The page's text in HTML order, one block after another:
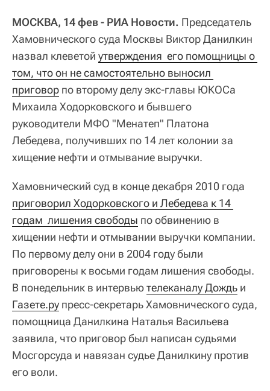
МОСКВА, 14 фев - РИА Новости. Председатель
Хамовнического суда Москвы Виктор Данилкин
назвал клеветой утверждения  его помощницы о
том, что он не самостоятельно выносил
приговор по второму делу экс-главы ЮКОСа
Михаила Ходорковского и бывшего
руководители МФО "Менатеп" Платона
Лебедева, получивших по 14 лет колонии за
хищение нефти и отмывание выручки.
Хамовнический суд в конце декабря 2010 года
приговорил Ходорковского и Лебедева к 14
годам  лишения свободы по обвинению в
хищении нефти и отмывании выручки компании.
По первому делу они в 2004 году были
приговорены к восьми годам лишения свободы.
В понедельник в интервьютелеканалу Дождь и
Газете.ру пресс-секретарь Хамовнического суда,
помощница Данилкина Наталья Васильева
заявила, что приговор был написан судьями
Мосгорсуда и навязан судье Данилкину против
его воли.